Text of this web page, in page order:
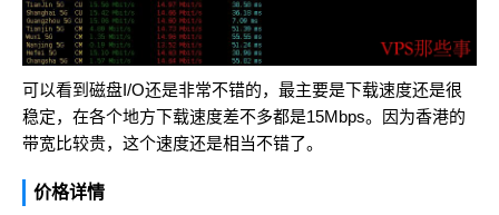
可以看到磁盘I/O还是非常不错的，最主要是下载速度还是很
稳定，在各个地方下载速度差不多都是15Mbps。因为香港的
带宽比较贵，这个速度还是相当不错了。
价格详情